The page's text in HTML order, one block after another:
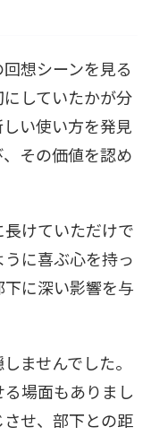
想シーンを見る
していたかが分
い使い方を発見
その価値を認め
けていただけで
に喜ぶ心を持っ
に深い影響を与
ませんでした。
場面もありまし
せ、部下との距